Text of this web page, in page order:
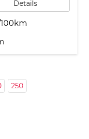
Details
100km
250